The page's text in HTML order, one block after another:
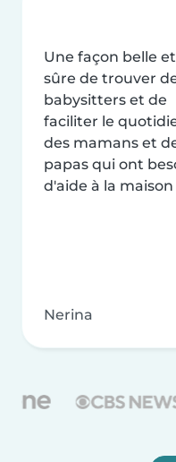
Une façon belle et
sûre de trouver
babysitters et de
faciliter le
des mamans et
papas qui ont
d'aide à la maison
Nerina